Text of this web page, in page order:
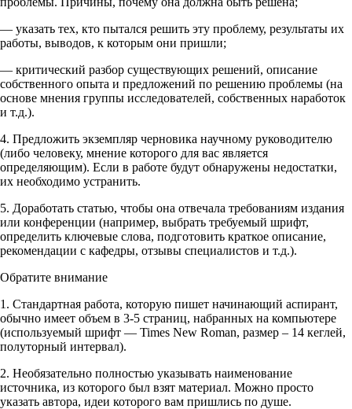
— указать тех, кто пытался решить эту проблему, результаты их
работы, выводов, к которым они пришли;
— критический разбор существующих решений, описание
собственного опыта и предложений по решению проблемы (на
основе мнения группы исследователей, собственных наработок
и т.д.).
4. Предложить экземпляр черновика научному руководителю
(либо человеку, мнение которого для вас является
определяющим). Если в работе будут обнаружены недостатки,
их необходимо устранить.
5. Доработать статью, чтобы она отвечала требованиям издания
или конференции (например, выбрать требуемый шрифт,
определить ключевые слова, подготовить краткое описание,
рекомендации с кафедры, отзывы специалистов и т.д.).
Обратите внимание
1. Стандартная работа, которую пишет начинающий аспирант,
обычно имеет объем в 3-5 страниц, набранных на компьютере
(используемый шрифт — Times New Roman, размер – 14 кеглей,
полуторный интервал).
2. Необязательно полностью указывать наименование
источника, из которого был взят материал. Можно просто
указать автора, идеи которого вам пришлись по душе.